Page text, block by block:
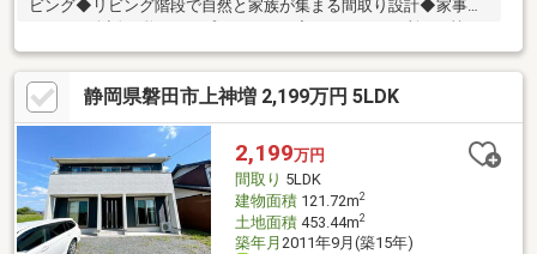
ビング◆リビング階段で自然と家族が集まる間取り設計◆家事を
しながら会話が弾むオープンキッチン◆トイレが２か所あり忙し
い朝に安心◆各居室や廊下等収納スペースをたっぷり確保◆車３
台駐車可能◆広々としたお庭付き＝＝住宅ローン相談随時受付
中！＝＝いくらまで借りられる？月々の支払いはいくら？車のロ
ーン、カードローンがあるけど大丈夫？転職したばかり、正社員
じゃないけど大丈夫？過去に審査に通らなかった等、不安がある
方はお気軽にご相談ください。最適な金融機関をご提案いたしま
す。
静岡県磐田市上神増 2,199万円 5LDK
2,199万円
間取り 5LDK
建物面積121.72m2
土地面積453.44m2
築年月 2011年9月(築15年)